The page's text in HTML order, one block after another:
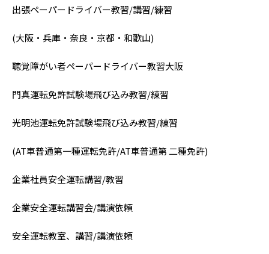
出張ペーパードライバー教習/講習/練習
(大阪・兵庫・奈良・京都・和歌山)
聴覚障がい者ペーパードライバー教習大阪
門真運転免許試験場飛び込み教習/練習
光明池運転免許試験場飛び込み教習/練習
(AT車普通第一種運転免許/AT車普通第 二種免許)
企業社員安全運転講習/教習
企業安全運転講習会/講演依頼
安全運転教室、講習/講演依頼